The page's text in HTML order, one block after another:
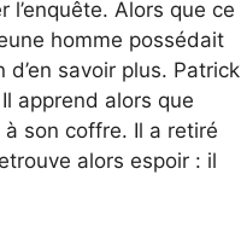
l’enquête. Alors que ce
homme possédait
savoir plus. Patrick
apprend alors que
à son coffre. Il a retiré
alors espoir : il